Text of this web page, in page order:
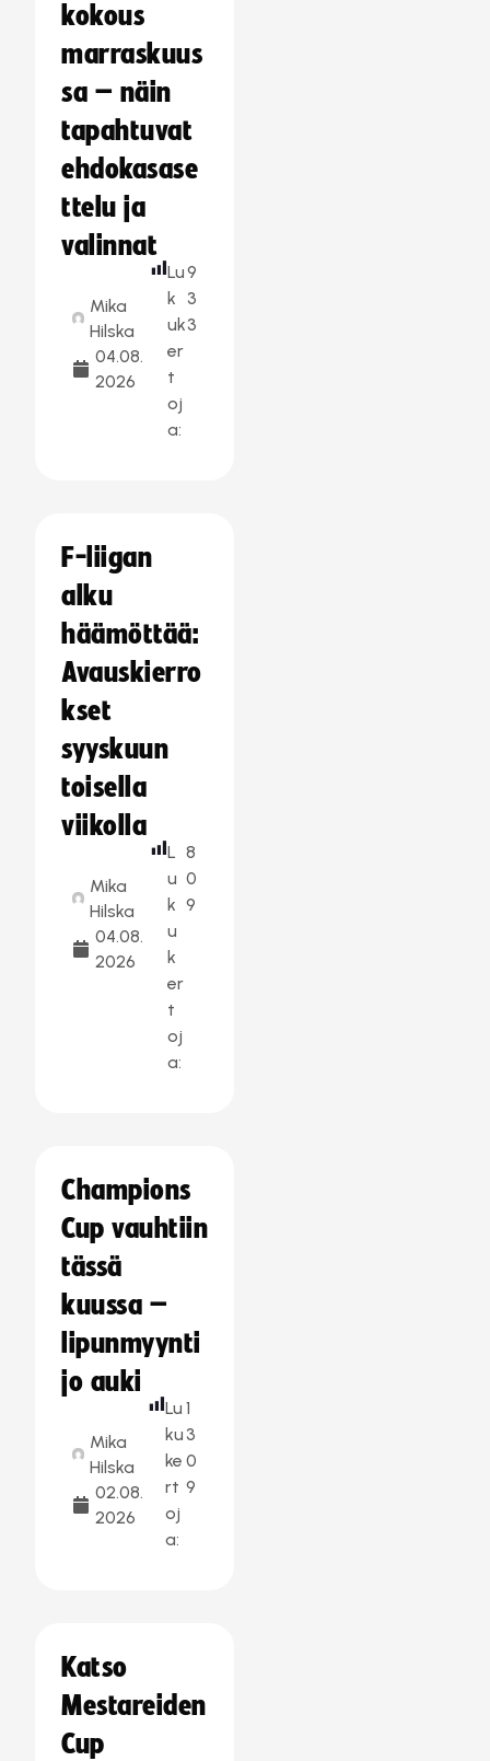
kokous
marraskuus
sa – näin
tapahtuvat
ehdokasase
ttelu ja
valinnat
Mika
Hilska
04.08.
2026
Lu
k
uk
er
t
oj
a:
9
3
3
F-liigan
alku
häämöttää:
Avauskierro
kset
syyskuun
toisella
viikolla
Mika
Hilska
04.08.
2026
L
u
k
u
k
er
t
oj
a:
8
0
9
Champions
Cup vauhtiin
tässä
kuussa –
lipunmyynti
jo auki
Mika
Hilska
02.08.
2026
Lu
ku
ke
rt
oj
a:
1
3
0
9
Katso
Mestareiden
Cup